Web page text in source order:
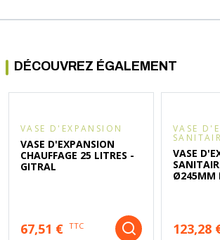
DÉCOUVREZ ÉGALEMENT
VASE D'EXPANSION
VASE D'EXPANSION
CHAUFFAGE 25 LITRES -
GITRAL
67,51 € TTC
VASE
VASE
Ø245MM
123,28